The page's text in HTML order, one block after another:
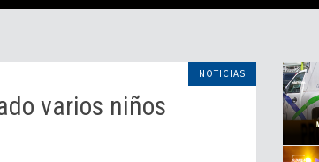
NOTICIAS
varios niños